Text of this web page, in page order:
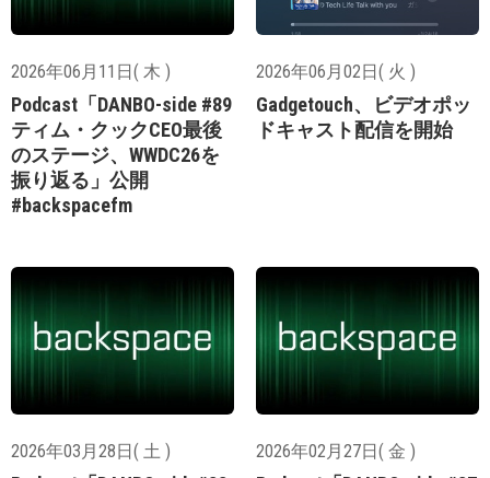
2026年06月11日( 木 )
Podcast「DANBO-side #89
ティム・クックCEO最後
のステージ、WWDC26を
振り返る」公開
#backspacefm
2026年06月02日( 火 )
Gadgetouch、ビデオポッ
ドキャスト配信を開始
2026年03月28日( 土 ) 2026年02月27日( 金 )